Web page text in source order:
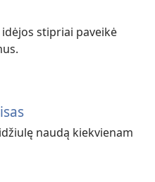
stipriai paveikė
naudą kiekvienam